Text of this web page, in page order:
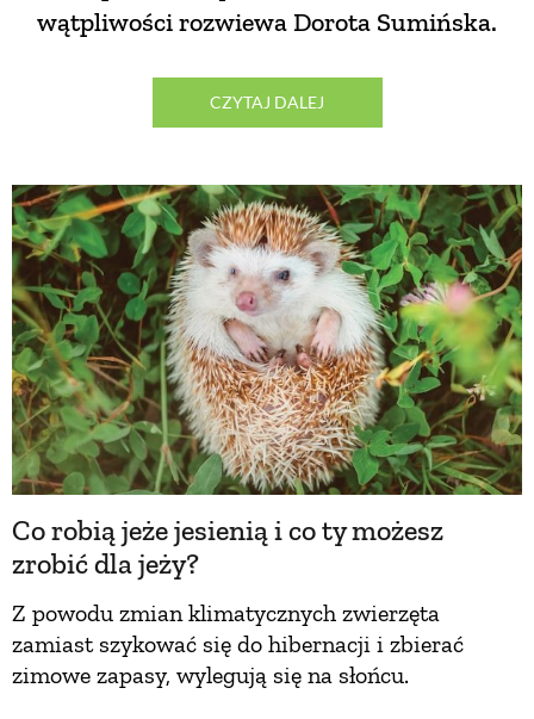
wątpliwości rozwiewa Dorota Sumińska.
CZYTAJ DALEJ
Co robią jeże jesienią i co ty możesz
zrobić dla jeży?
Z powodu zmian klimatycznych zwierzęta
zamiast szykować się do hibernacji i zbierać
zimowe zapasy, wylegują się na słońcu.